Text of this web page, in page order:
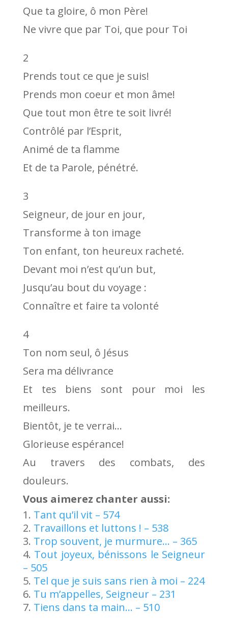
Que ta gloire, ô mon Père!
Ne vivre que par Toi, que pour Toi
2
Prends tout ce que je suis!
Prends mon coeur et mon âme!
Que tout mon être te soit livré!
Contrôlé par l’Esprit,
Animé de ta flamme
Et de ta Parole, pénétré.
3
Seigneur, de jour en jour,
Transforme à ton image
Ton enfant, ton heureux racheté.
Devant moi n’est qu’un but,
Jusqu’au bout du voyage :
Connaître et faire ta volonté
4
Ton nom seul, ô Jésus
Sera ma délivrance
Et tes biens sont pour moi les
meilleurs.
Bientôt, je te verrai…
Glorieuse espérance!
Au travers des combats, des
douleurs.
Vous aimerez chanter aussi:
Tant qu’il vit – 574
Travaillons et luttons ! – 538
Trop souvent, je murmure… – 365
Tout joyeux, bénissons le Seigneur
– 505
Tel que je suis sans rien à moi – 224
Tu m’appelles, Seigneur – 231
Tiens dans ta main… – 510